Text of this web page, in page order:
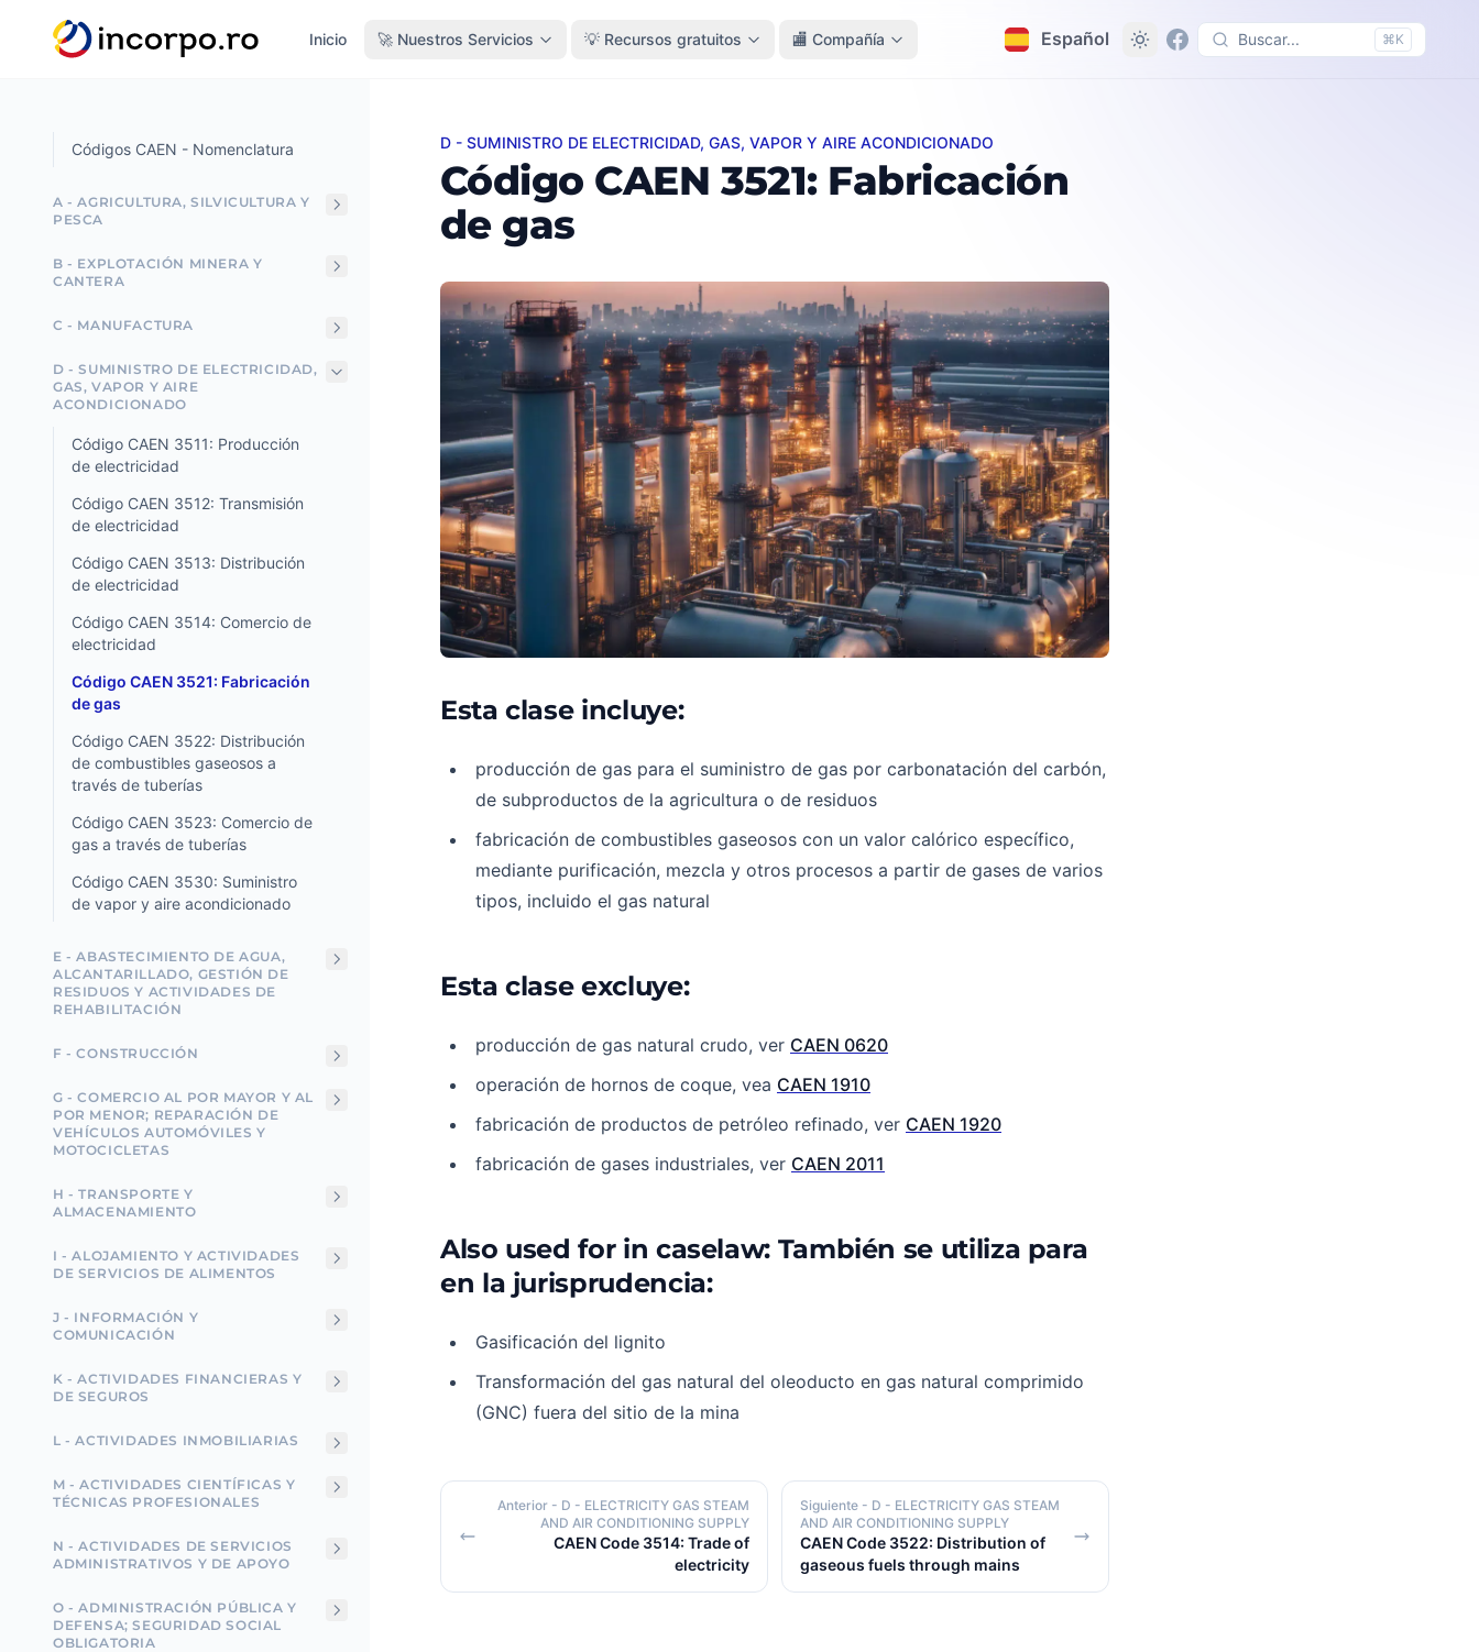
principal
Inicio 🚀 Nuestros Servicios 💡 Recursos gratuitos 🏬 Compañía Español Buscar... ⌘K
Códigos CAEN - Nomenclatura
A - AGRICULTURA, SILVICULTURA Y
PESCA
B - EXPLOTACIÓN MINERA Y
CANTERA
C - MANUFACTURA
D - SUMINISTRO DE ELECTRICIDAD,
GAS, VAPOR Y AIRE
ACONDICIONADO
Código CAEN 3511: Producción
de electricidad
Código CAEN 3512: Transmisión
de electricidad
Código CAEN 3513: Distribución
de electricidad
Código CAEN 3514: Comercio de
electricidad
Código CAEN 3521: Fabricación
de gas
Código CAEN 3522: Distribución
de combustibles gaseosos a
través de tuberías
Código CAEN 3523: Comercio de
gas a través de tuberías
Código CAEN 3530: Suministro
de vapor y aire acondicionado
E - ABASTECIMIENTO DE AGUA,
ALCANTARILLADO, GESTIÓN DE
RESIDUOS Y ACTIVIDADES DE
REHABILITACIÓN
F - CONSTRUCCIÓN
G - COMERCIO AL POR MAYOR Y AL
POR MENOR; REPARACIÓN DE
VEHÍCULOS AUTOMÓVILES Y
MOTOCICLETAS
H - TRANSPORTE Y
ALMACENAMIENTO
I - ALOJAMIENTO Y ACTIVIDADES
DE SERVICIOS DE ALIMENTOS
J - INFORMACIÓN Y
COMUNICACIÓN
K - ACTIVIDADES FINANCIERAS Y
DE SEGUROS
L - ACTIVIDADES INMOBILIARIAS
M - ACTIVIDADES CIENTÍFICAS Y
TÉCNICAS PROFESIONALES
N - ACTIVIDADES DE SERVICIOS
ADMINISTRATIVOS Y DE APOYO
O - ADMINISTRACIÓN PÚBLICA Y
DEFENSA; SEGURIDAD SOCIAL
OBLIGATORIA
Código CAEN 3521: Fabricación de gas
D - SUMINISTRO DE ELECTRICIDAD, GAS, VAPOR Y AIRE ACONDICIONADO
Código CAEN 3521: Fabricación
de gas
Esta clase incluye:
producción de gas para el suministro de gas por carbonatación del carbón,
de subproductos de la agricultura o de residuos
fabricación de combustibles gaseosos con un valor calórico específico,
mediante purificación, mezcla y otros procesos a partir de gases de varios
tipos, incluido el gas natural
Esta clase excluye:
producción de gas natural crudo, ver CAEN 0620
operación de hornos de coque, vea CAEN 1910
fabricación de productos de petróleo refinado, ver CAEN 1920
fabricación de gases industriales, ver CAEN 2011
Also used for in caselaw: También se utiliza para
en la jurisprudencia:
Gasificación del lignito
Transformación del gas natural del oleoducto en gas natural comprimido
(GNC) fuera del sitio de la mina
Anterior - D - ELECTRICITY GAS STEAM
AND AIR CONDITIONING SUPPLY
CAEN Code 3514: Trade of
electricity
Siguiente - D - ELECTRICITY GAS STEAM
AND AIR CONDITIONING SUPPLY
CAEN Code 3522: Distribution of
gaseous fuels through mains